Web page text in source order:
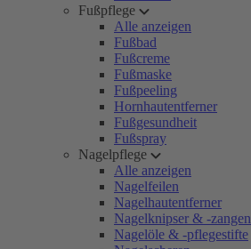
Fußpflege
Alle anzeigen
Fußbad
Fußcreme
Fußmaske
Fußpeeling
Hornhautentferner
Fußgesundheit
Fußspray
Nagelpflege
Alle anzeigen
Nagelfeilen
Nagelhautentferner
Nagelknipser & -zangen
Nagelöle & -pflegestifte